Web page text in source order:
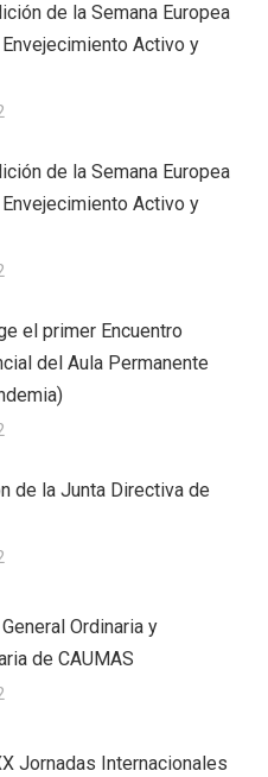
de la Semana Europea
Activo y
de la Semana Europea
Activo y
el primer Encuentro
del Aula Permanente
de la Junta Directiva de
Ordinaria y
de CAUMAS
Jornadas Internacionales